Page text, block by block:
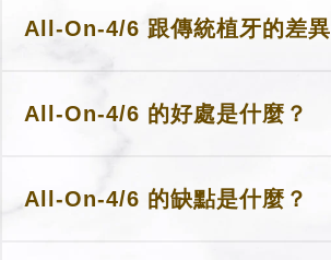
All-On-4/6 跟傳統植牙的差異
All-On-4/6 的好處是什麼？
All-On-4/6 的缺點是什麼？